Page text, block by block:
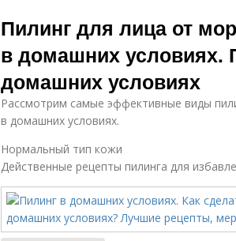
Пилинг для лица от
в домашних условиях.
домашних условиях
Рассмотрим самые эффективные виды
в домашних условиях.
Нормальный тип кожи
Действенные рецепты пилинга для